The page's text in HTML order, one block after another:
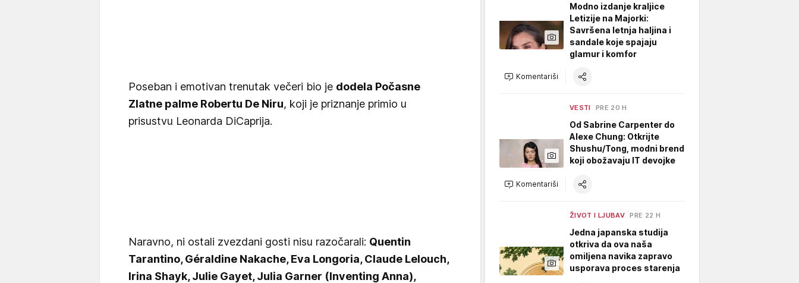
Poseban i emotivan trenutak večeri bio je dodela Počasne
Zlatne palme Robertu De Niru, koji je priznanje primio u
prisustvu Leonarda DiCaprija.
Naravno, ni ostali zvezdani gosti nisu razočarali: Quentin
Tarantino, Géraldine Nakache, Eva Longoria, Claude Lelouch,
Irina Shayk, Julie Gayet, Julia Garner (Inventing Anna),
Modno izdanje kraljice
Letizije na Majorki:
Savršena letnja haljina i
sandale koje spajaju
glamur i komfor
Komentariši
VESTI PRE 20 H
Od Sabrine Carpenter do
Alexe Chung: Otkrijte
Shushu/Tong, modni brend
koji obožavaju IT devojke
Komentariši
ŽIVOT I LJUBAV PRE 22 H
Jedna japanska studija
otkriva da ova naša
omiljena navika zapravo
usporava proces starenja